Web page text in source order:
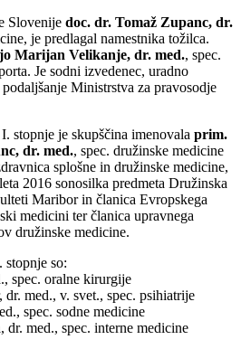
Slovenije doc. dr. Tomaž Zupanc, dr.
je predlagal namestnika tožilca.
Marijan Velikanje, dr. med., spec.
Je sodni izvedenec, uradno
Ministrstva za pravosodje
stopnje je skupščina imenovala prim.
dr. med., spec. družinske medicine
splošne in družinske medicine,
2016 sonosilka predmeta Družinska
Maribor in članica Evropskega
medicini ter članica upravnega
družinske medicine.
so:
spec. oralne kirurgije
med., v. svet., spec. psihiatrije
spec. sodne medicine
med., spec. interne medicine